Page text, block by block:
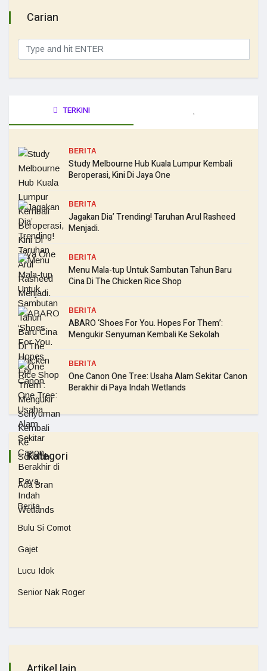
Carian
TERKINI
BERITA
Study Melbourne Hub Kuala Lumpur Kembali
Beroperasi, Kini Di Jaya One
BERITA
Jagakan Dia’ Trending! Taruhan Arul Rasheed
Menjadi.
BERITA
Menu Mala-tup Untuk Sambutan Tahun Baru
Cina Di The Chicken Rice Shop
BERITA
ABARO ‘Shoes For You. Hopes For Them’:
Mengukir Senyuman Kembali Ke Sekolah
BERITA
One Canon One Tree: Usaha Alam Sekitar Canon
Berakhir di Paya Indah Wetlands
Kategori
Ada Bran
Berita
Bulu Si Comot
Gajet
Lucu Idok
Senior Nak Roger